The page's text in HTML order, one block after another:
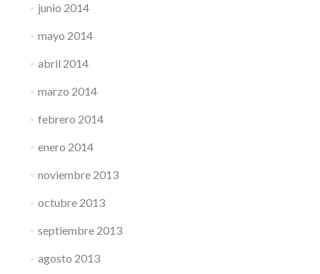
junio 2014
mayo 2014
abril 2014
marzo 2014
febrero 2014
enero 2014
noviembre 2013
octubre 2013
septiembre 2013
agosto 2013